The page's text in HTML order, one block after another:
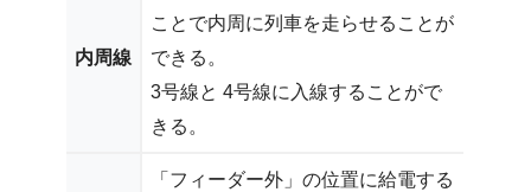
内周線
ことで内周に列車を走らせることが
できる。
3号線と 4号線に入線することがで
きる。
「フィーダー外」の位置に給電する